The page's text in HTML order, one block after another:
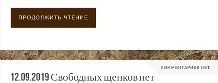
ПРОДОЛЖИТЬ ЧТЕНИЕ
КОММЕНТАРИЕВ НЕТ
12.09.2019 Свободных щенков нет